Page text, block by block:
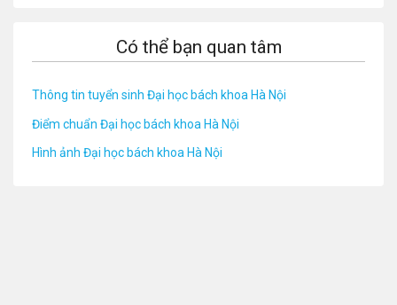
Có thể bạn quan tâm
Thông tin tuyển sinh Đại học bách khoa Hà Nội
Điểm chuẩn Đại học bách khoa Hà Nội
Hình ảnh Đại học bách khoa Hà Nội